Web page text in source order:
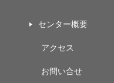
センター概要
アクセス
お問い合せ